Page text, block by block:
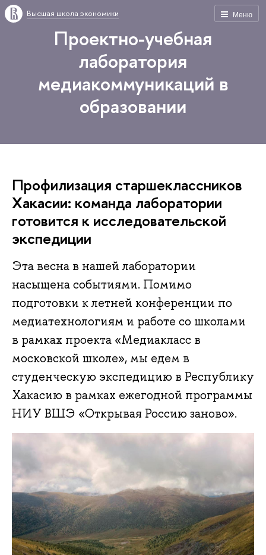
Меню
Высшая школа экономики
Проектно-учебная
лаборатория
медиакоммуникаций в
образовании
Профилизация старшеклассников
Хакасии: команда лаборатории
готовится к исследовательской
экспедиции
Эта весна в нашей лаборатории
насыщена событиями. Помимо
подготовки к летней конференции по
медиатехнологиям и работе со школами
в рамках проекта «Медиакласс в
московской школе», мы едем в
студенческую экспедицию в Республику
Хакасию в рамках ежегодной программы
НИУ ВШЭ «Открывая Россию заново».